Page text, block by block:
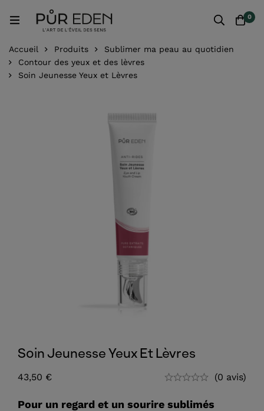
0
Accueil Produits
Sublimer ma peau au quotidien
Contour des yeux et des lèvres
Soin Jeunesse Yeux et Lèvres
Soin Jeunesse Yeux Et Lèvres
43,50 € (0 avis)
Pour un regard et un sourire sublimés